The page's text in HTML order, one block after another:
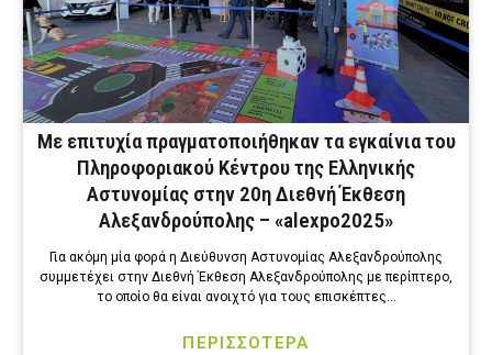
Με επιτυχία πραγματοποιήθηκαν τα εγκαίνια του
Πληροφοριακού Κέντρου της Ελληνικής
Αστυνομίας στην 20η Διεθνή Έκθεση
Αλεξανδρούπολης – «alexpo2025»
Για ακόμη μία φορά η Διεύθυνση Αστυνομίας Αλεξανδρούπολης
συμμετέχει στην Διεθνή Έκθεση Αλεξανδρούπολης με περίπτερο,
το οποίο θα είναι ανοιχτό για τους επισκέπτες…
ΠΕΡΙΣΣΟΤΕΡΑ